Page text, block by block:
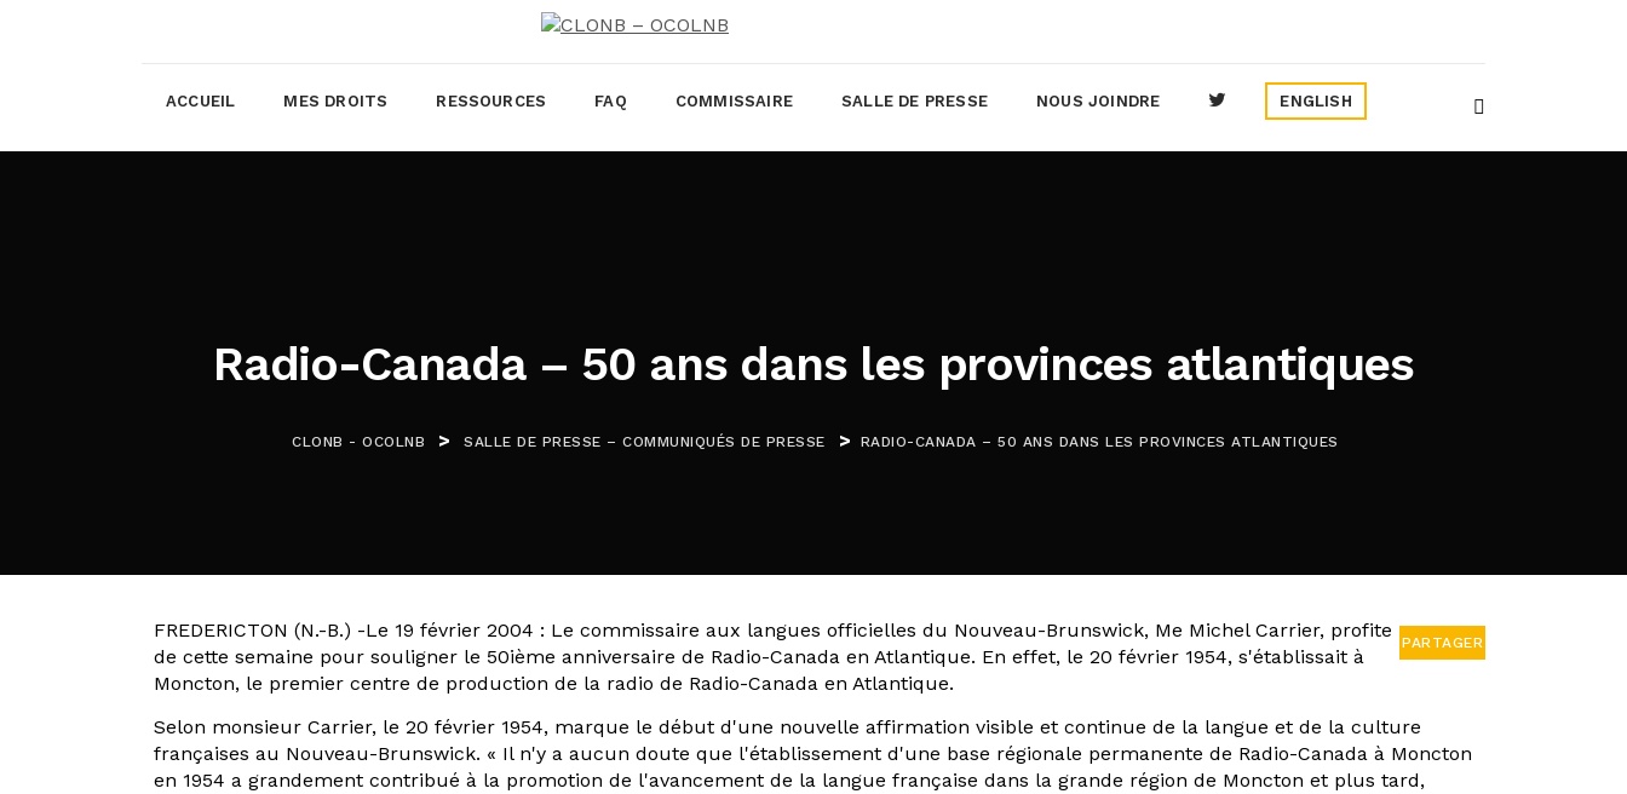
ACCUEIL MES DROITS RESSOURCES FAQ COMMISSAIRE SALLE DE PRESSE NOUS JOINDRE ENGLISH
Radio-Canada – 50 ans dans les provinces atlantiques
CLONB - OCOLNB > SALLE DE PRESSE – COMMUNIQUÉS DE PRESSE > RADIO-CANADA – 50 ANS DANS LES PROVINCES ATLANTIQUES
PARTAGER
FREDERICTON (N.-B.) -Le 19 février 2004 : Le commissaire aux langues officielles du Nouveau-Brunswick, Me Michel Carrier, profite
de cette semaine pour souligner le 50ième anniversaire de Radio-Canada en Atlantique. En effet, le 20 février 1954, s'établissait à
Moncton, le premier centre de production de la radio de Radio-Canada en Atlantique.
Selon monsieur Carrier, le 20 février 1954, marque le début d'une nouvelle affirmation visible et continue de la langue et de la culture
françaises au Nouveau-Brunswick. « Il n'y a aucun doute que l'établissement d'une base régionale permanente de Radio-Canada à Moncton
en 1954 a grandement contribué à la promotion de l'avancement de la langue française dans la grande région de Moncton et plus tard,